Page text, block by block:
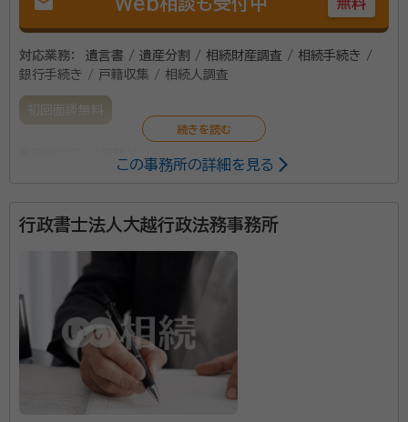
無料
対応業務：
遺言書 / 遺産分割 / 相続財産調査 / 相続手続き /
銀行手続き / 戸籍収集 / 相続人調査
初回面談無料
JR浦和駅より徒歩10分のところに事務所を構え、地域
密着型のお手伝いをさせていただいております。 遺産
相続や相続手続きなどでお悩みの方はお気軽にお問い
合わせください。しっかりとお話をお伺いし、遺産相続
に関する専門的なアドバイスをさせていただきます。
この事務所の詳細を見る
行政書士法人大越行政法務事務所